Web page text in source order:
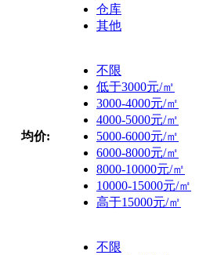
仓库
其他
均价:
不限
低于3000元/㎡
3000-4000元/㎡
4000-5000元/㎡
5000-6000元/㎡
6000-8000元/㎡
8000-10000元/㎡
10000-15000元/㎡
高于15000元/㎡
不限